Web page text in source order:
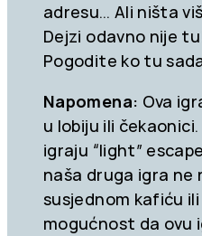
adresu… Ali ništa
Dejzi odavno nije
Pogodite ko tu
Napomena: Ova
u lobiju ili
igraju “light”
naša druga igra ne
susjednom kafiću
mogućnost da ovu